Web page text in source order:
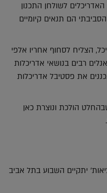
לשולחן התכנון
הסביבתי הם תנאים קיומיים
הצליח לסחוף אחריו אלפי
רבים בנושאי אדריכלות
את פסטיבל אדריכלות
הולכת ונוצרת כאן
יתקיים השבוע בתל אביב